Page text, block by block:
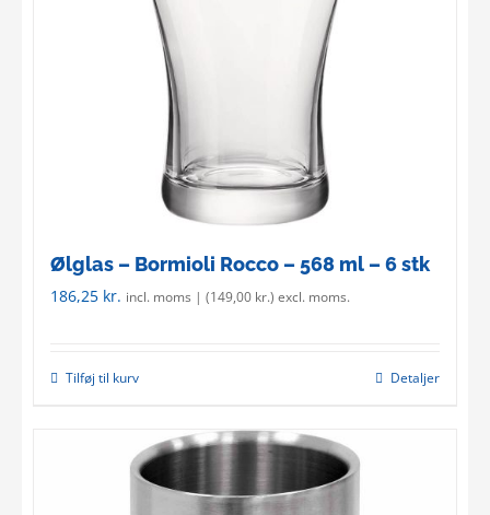
Ølglas – Bormioli Rocco – 568 ml – 6 stk
186,25 kr. incl. moms | (149,00 kr.) excl. moms.
Tilføj til kurv Detaljer